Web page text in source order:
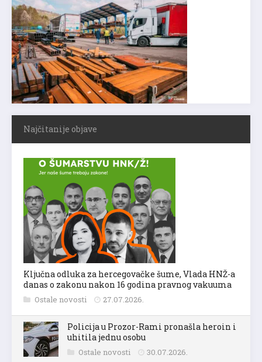
Najčitanije objave
Ključna odluka za hercegovačke šume, Vlada HNŽ-a
danas o zakonu nakon 16 godina pravnog vakuuma
Ostale novosti 27.07.2026.
Policija u Prozor-Rami pronašla heroin i
uhitila jednu osobu
Ostale novosti 30.07.2026.